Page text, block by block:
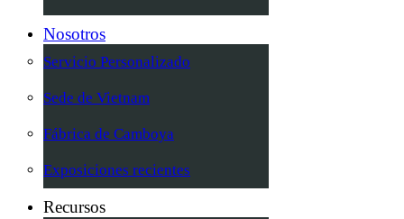
Nosotros
Servicio Personalizado
Sede de Vietnam
Fábrica de Camboya
Exposiciones recientes
Recursos